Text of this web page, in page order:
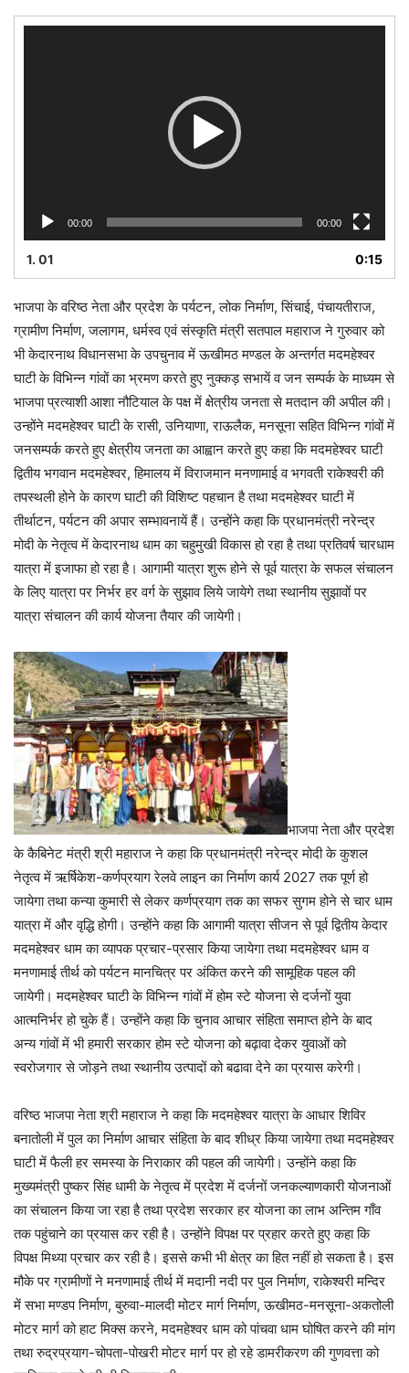
00:00 00:00
1. 01 0:15
भाजपा के वरिष्ठ नेता और प्रदेश के पर्यटन, लोक निर्माण, सिंचाई, पंचायतीराज,
ग्रामीण निर्माण, जलागम, धर्मस्व एवं संस्कृति मंत्री सतपाल महाराज ने गुरुवार को
भी केदारनाथ विधानसभा के उपचुनाव में ऊखीमठ मण्डल के अन्तर्गत मदमहेश्वर
घाटी के विभिन्न गांवों का भ्रमण करते हुए नुक्कड़ सभायें व जन सम्पर्क के माध्यम से
भाजपा प्रत्याशी आशा नौटियाल के पक्ष में क्षेत्रीय जनता से मतदान की अपील की।
उन्होंने मदमहेश्वर घाटी के रासी, उनियाणा, राऊलैक, मनसूना सहित विभिन्न गांवों में
जनसम्पर्क करते हुए क्षेत्रीय जनता का आह्वान करते हुए कहा कि मदमहेश्वर घाटी
द्वितीय भगवान मदमहेश्वर, हिमालय में विराजमान मनणामाई व भगवती राकेश्वरी की
तपस्थली होने के कारण घाटी की विशिष्ट पहचान है तथा मदमहेश्वर घाटी में
तीर्थाटन, पर्यटन की अपार सम्भावनायें हैं। उन्होंने कहा कि प्रधानमंत्री नरेन्द्र
मोदी के नेतृत्व में केदारनाथ धाम का चहुमुखी विकास हो रहा है तथा प्रतिवर्ष चारधाम
यात्रा में इजाफा हो रहा है। आगामी यात्रा शुरू होने से पूर्व यात्रा के सफल संचालन
के लिए यात्रा पर निर्भर हर वर्ग के सुझाव लिये जायेगे तथा स्थानीय सुझावों पर
यात्रा संचालन की कार्य योजना तैयार की जायेगी।
भाजपा नेता और प्रदेश
के कैबिनेट मंत्री श्री महाराज ने कहा कि प्रधानमंत्री नरेन्द्र मोदी के कुशल
नेतृत्व में ऋर्षिकेश-कर्णप्रयाग रेलवे लाइन का निर्माण कार्य 2027 तक पूर्ण हो
जायेगा तथा कन्या कुमारी से लेकर कर्णप्रयाग तक का सफर सुगम होने से चार धाम
यात्रा में और वृद्धि होगी। उन्होंने कहा कि आगामी यात्रा सीजन से पूर्व द्वितीय केदार
मदमहेश्वर धाम का व्यापक प्रचार-प्रसार किया जायेगा तथा मदमहेश्वर धाम व
मनणामाई तीर्थ को पर्यटन मानचित्र पर अंकित करने की सामूहिक पहल की
जायेगी। मदमहेश्वर घाटी के विभिन्न गांवों में होम स्टे योजना से दर्जनों युवा
आत्मनिर्भर हो चुके हैं। उन्होंने कहा कि चुनाव आचार संहिता समाप्त होने के बाद
अन्य गांवों में भी हमारी सरकार होम स्टे योजना को बढ़ावा देकर युवाओं को
स्वरोजगार से जोड़ने तथा स्थानीय उत्पादों को बढावा देने का प्रयास करेगी।
वरिष्ठ भाजपा नेता श्री महाराज ने कहा कि मदमहेश्वर यात्रा के आधार शिविर
बनातोली में पुल का निर्माण आचार संहिता के बाद शीध्र किया जायेगा तथा मदमहेश्वर
घाटी में फैली हर समस्या के निराकार की पहल की जायेगी। उन्होंने कहा कि
मुख्यमंत्री पुष्कर सिंह धामी के नेतृत्व में प्रदेश में दर्जनों जनकल्याणकारी योजनाओं
का संचालन किया जा रहा है तथा प्रदेश सरकार हर योजना का लाभ अन्तिम गाँव
तक पहुंचाने का प्रयास कर रही है। उन्होंने विपक्ष पर प्रहार करते हुए कहा कि
विपक्ष मिथ्या प्रचार कर रही है। इससे कभी भी क्षेत्र का हित नहीं हो सकता है। इस
मौके पर ग्रामीणों ने मनणामाई तीर्थ में मदानी नदी पर पुल निर्माण, राकेश्वरी मन्दिर
में सभा मण्डप निर्माण, बुरुवा-मालदी मोटर मार्ग निर्माण, ऊखीमठ-मनसूना-अकतोली
मोटर मार्ग को हाट मिक्स करने, मदमहेश्वर धाम को पांचवा धाम घोषित करने की मांग
तथा रुद्रप्रयाग-चोपता-पोखरी मोटर मार्ग पर हो रहे डामरीकरण की गुणवत्ता को